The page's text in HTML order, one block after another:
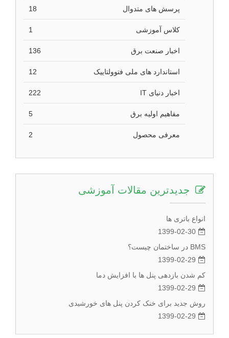
پرسش های متدوال 18
کلاس آموزشی 1
اخبار صنعت برق 136
استاندارد های ملی فتوولتاییک 12
اخبار دنیای IT 222
مفاهیم اولیه برق 5
معرفی محصول 2
جدیدترین مقالات آموزشی
انواع باتری ها
1399-02-30
BMS در ساختمان چیست؟
1399-02-29
کم شدن بازدهی پنل ها با افزایش دما
1399-02-29
روش جدید برای خنک کردن پنل های خورشیدی
1399-02-29